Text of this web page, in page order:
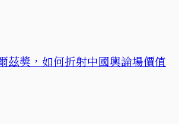
茲獎，如何折射中國輿論場價值